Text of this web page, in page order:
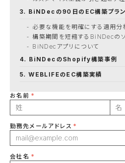
BiNDecの90日のEC構築プラン
必要な機能を明確にする適用分
構築期間を短縮するBiNDecのソ
BiNDecアプリについて
BiNDecのShopify構築事例
WEBLIFEのEC構築実績
お名前
勤務先メールアドレス
会社名